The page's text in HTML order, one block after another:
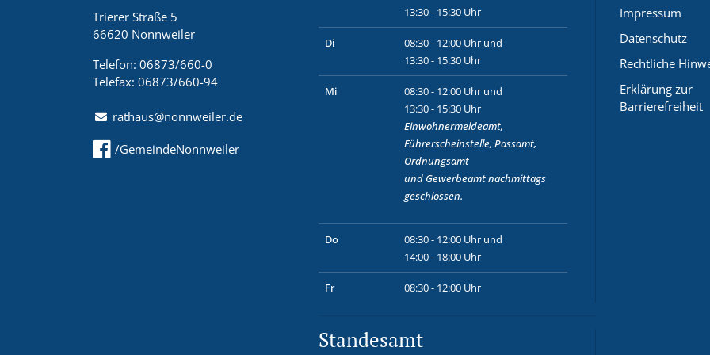
Trierer Straße 5
66620 Nonnweiler
Telefon: 06873/660-0
Telefax: 06873/660-94
rathaus@nonnweiler.de
/GemeindeNonnweiler
13:30 - 15:30 Uhr
Di
08:30 - 12:00 Uhr und
13:30 - 15:30 Uhr
Mi
08:30 - 12:00 Uhr und
13:30 - 15:30 Uhr
Einwohnermeldeamt,
Führerscheinstelle, Passamt,
Ordnungsamt
und Gewerbeamtnachmittags
geschlossen.
Do
08:30 - 12:00 Uhr und
14:00 - 18:00 Uhr
Fr 08:30 - 12:00 Uhr
Standesamt
Impressum
Datenschutz
Rechtliche
Erklärung zur
Barrierefreiheit